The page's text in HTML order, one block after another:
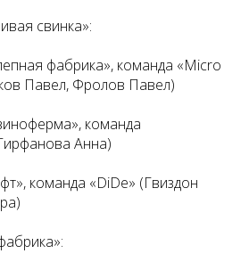
свинка»:
фабрика», команда «Micro
Павел, Фролов Павел)
команда
Анна)
команда «DiDe» (Гвиздон